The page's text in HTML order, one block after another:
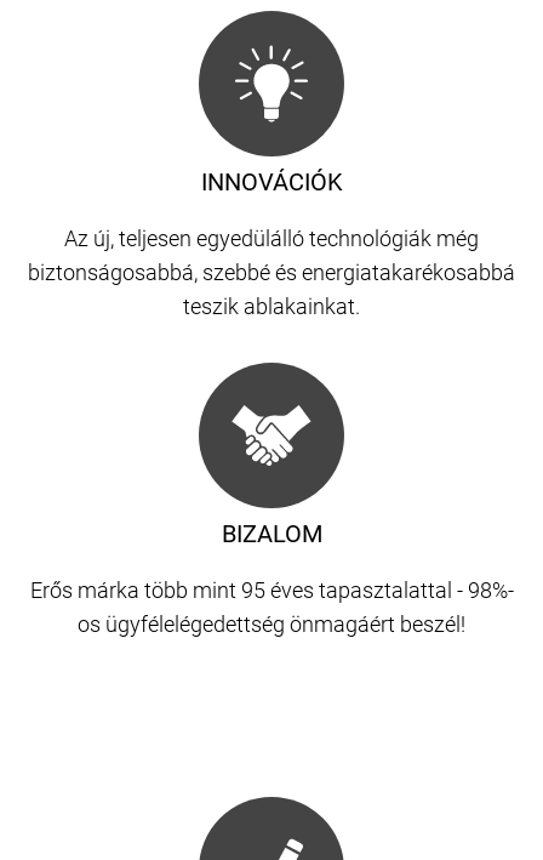
BIZALOM
Erős márka több mint 95 éves tapasztalattal - 98%-
os ügyfélelégedettség önmagáért beszél!
INNOVÁCIÓK
Az új, teljesen egyedülálló technológiák még
biztonságosabbá, szebbé és energiatakarékosabbá
teszik ablakainkat.